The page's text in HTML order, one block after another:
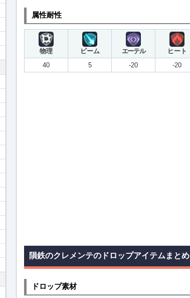
属性耐性
物理 ビーム エーテル ヒート
40
5 -20 -20
隕鉄のクレメンテのドロップアイテムまとめ
ドロップ素材